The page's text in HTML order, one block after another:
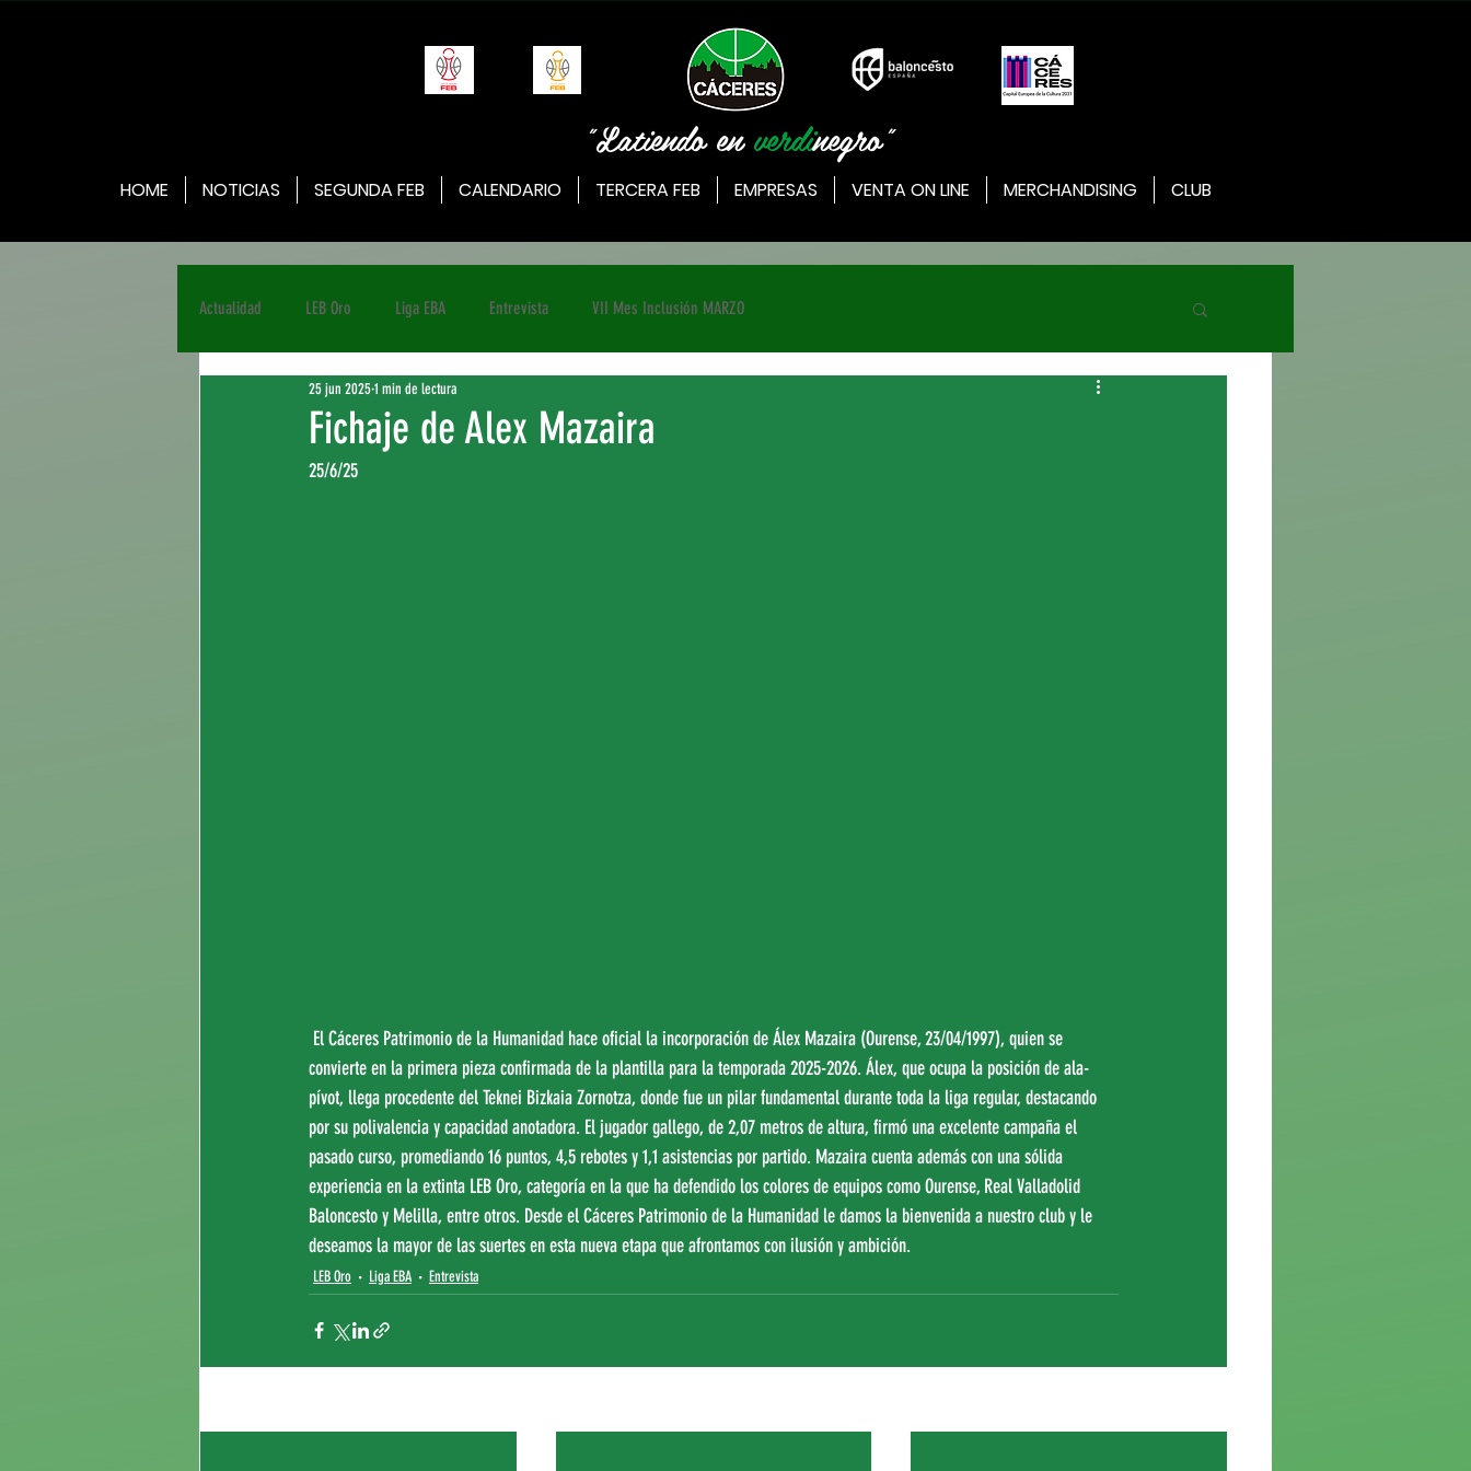
"Latiendo enverdinegro"
HOME NOTICIAS SEGUNDA FEB CALENDARIO TERCERA FEB EMPRESAS VENTA ON LINE MERCHANDISING CLUB
Actualidad LEB Oro Liga EBA Entrevista VII Mes Inclusión MARZO
Fichaje de Alex Mazaira
25 jun 20251 min de lectura
25/6/25
convierte en la primera pieza confirmada de la plantilla para la temporada 2025-2026. Álex, que ocupa la posición de ala-
pívot, llega procedente del Teknei Bizkaia Zornotza, donde fue un pilar fundamental durante toda la liga regular, destacando
por su polivalencia y capacidad anotadora. El jugador gallego, de 2,07 metros de altura, firmó una excelente campaña el
pasado curso, promediando 16 puntos, 4,5 rebotes y 1,1 asistencias por partido. Mazaira cuenta además con una sólida
experiencia en la extinta LEB Oro, categoría en la que ha defendido los colores de equipos como Ourense, Real Valladolid
Baloncesto y Melilla, entre otros. Desde el Cáceres Patrimonio de la Humanidad le damos la bienvenida a nuestro club y le
deseamos la mayor de las suertes en esta nueva etapa que afrontamos con ilusión y ambición.
LEB Oro Liga EBA Entrevista